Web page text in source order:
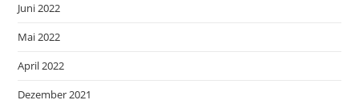
Juni 2022
Mai 2022
April 2022
Dezember 2021